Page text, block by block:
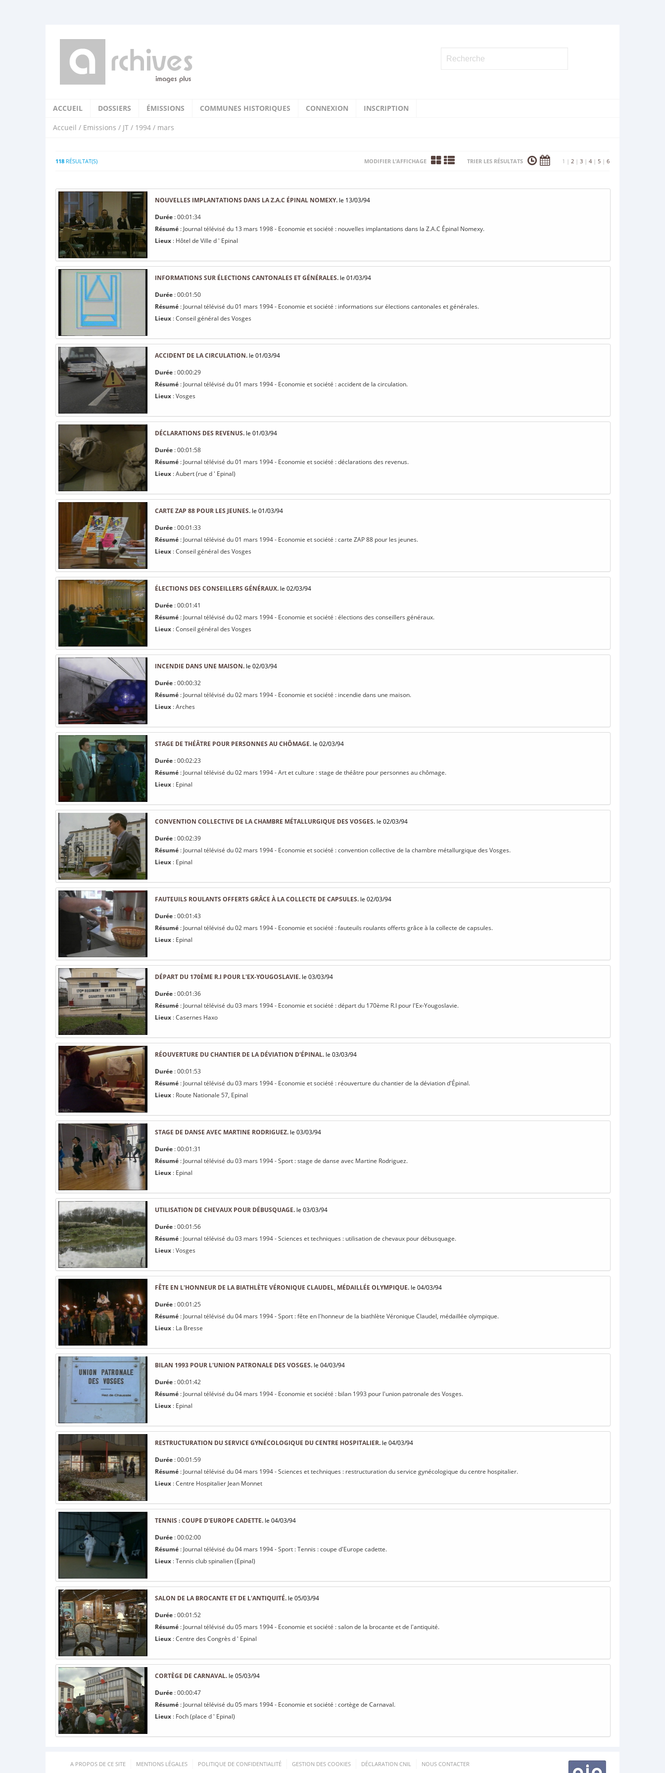
ACCUEIL DOSSIERS ÉMISSIONS COMMUNES HISTORIQUES CONNEXION INSCRIPTION
Accueil / Emissions / JT / 1994 / mars
118 RÉSULTAT(S) 1 | 2 | 3 | 4 | 5 | 6
TRIER LES RÉSULTATS
MODIFIER L’AFFICHAGE
NOUVELLES IMPLANTATIONS DANS LA Z.A.C ÉPINAL NOMEXY. le 13/03/94
Durée : 00:01:34
Résumé : Journal télévisé du 13 mars 1998 - Economie et société : nouvelles implantations dans la Z.A.C Épinal Nomexy.
Lieux : Hôtel de Ville d ' Epinal
INFORMATIONS SUR ÉLECTIONS CANTONALES ET GÉNÉRALES. le 01/03/94
Durée : 00:01:50
Résumé : Journal télévisé du 01 mars 1994 - Economie et société : informations sur élections cantonales et générales.
Lieux : Conseil général des Vosges
ACCIDENT DE LA CIRCULATION. le 01/03/94
Durée : 00:00:29
Résumé : Journal télévisé du 01 mars 1994 - Economie et société : accident de la circulation.
Lieux : Vosges
DÉCLARATIONS DES REVENUS. le 01/03/94
Durée : 00:01:58
Résumé : Journal télévisé du 01 mars 1994 - Economie et société : déclarations des revenus.
Lieux : Aubert (rue d ' Epinal)
CARTE ZAP 88 POUR LES JEUNES. le 01/03/94
Durée : 00:01:33
Résumé : Journal télévisé du 01 mars 1994 - Economie et société : carte ZAP 88 pour les jeunes.
Lieux : Conseil général des Vosges
ÉLECTIONS DES CONSEILLERS GÉNÉRAUX. le 02/03/94
Durée : 00:01:41
Résumé : Journal télévisé du 02 mars 1994 - Economie et société : élections des conseillers généraux.
Lieux : Conseil général des Vosges
INCENDIE DANS UNE MAISON. le 02/03/94
Durée : 00:00:32
Résumé : Journal télévisé du 02 mars 1994 - Economie et société : incendie dans une maison.
Lieux : Arches
STAGE DE THÉÂTRE POUR PERSONNES AU CHÔMAGE. le 02/03/94
Durée : 00:02:23
Résumé : Journal télévisé du 02 mars 1994 - Art et culture : stage de théâtre pour personnes au chômage.
Lieux : Epinal
CONVENTION COLLECTIVE DE LA CHAMBRE MÉTALLURGIQUE DES VOSGES. le 02/03/94
Durée : 00:02:39
Résumé : Journal télévisé du 02 mars 1994 - Economie et société : convention collective de la chambre métallurgique des Vosges.
Lieux : Epinal
FAUTEUILS ROULANTS OFFERTS GRÂCE À LA COLLECTE DE CAPSULES. le 02/03/94
Durée : 00:01:43
Résumé : Journal télévisé du 02 mars 1994 - Economie et société : fauteuils roulants offerts grâce à la collecte de capsules.
Lieux : Epinal
DÉPART DU 170ÈME R.I POUR L'EX-YOUGOSLAVIE. le 03/03/94
Durée : 00:01:36
Résumé : Journal télévisé du 03 mars 1994 - Economie et société : départ du 170ème R.I pour l'Ex-Yougoslavie.
Lieux : Casernes Haxo
RÉOUVERTURE DU CHANTIER DE LA DÉVIATION D'ÉPINAL. le 03/03/94
Durée : 00:01:53
Résumé : Journal télévisé du 03 mars 1994 - Economie et société : réouverture du chantier de la déviation d'Épinal.
Lieux : Route Nationale 57, Epinal
STAGE DE DANSE AVEC MARTINE RODRIGUEZ. le 03/03/94
Durée : 00:01:31
Résumé : Journal télévisé du 03 mars 1994 - Sport : stage de danse avec Martine Rodriguez.
Lieux : Epinal
UTILISATION DE CHEVAUX POUR DÉBUSQUAGE. le 03/03/94
Durée : 00:01:56
Résumé : Journal télévisé du 03 mars 1994 - Sciences et techniques : utilisation de chevaux pour débusquage.
Lieux : Vosges
FÊTE EN L'HONNEUR DE LA BIATHLÈTE VÉRONIQUE CLAUDEL, MÉDAILLÉE OLYMPIQUE. le 04/03/94
Durée : 00:01:25
Résumé : Journal télévisé du 04 mars 1994 - Sport : fête en l'honneur de la biathlète Véronique Claudel, médaillée olympique.
Lieux : La Bresse
BILAN 1993 POUR L'UNION PATRONALE DES VOSGES. le 04/03/94
Durée : 00:01:42
Résumé : Journal télévisé du 04 mars 1994 - Economie et société : bilan 1993 pour l'union patronale des Vosges.
Lieux : Epinal
RESTRUCTURATION DU SERVICE GYNÉCOLOGIQUE DU CENTRE HOSPITALIER. le 04/03/94
Durée : 00:01:59
Résumé : Journal télévisé du 04 mars 1994 - Sciences et techniques : restructuration du service gynécologique du centre hospitalier.
Lieux : Centre Hospitalier Jean Monnet
TENNIS : COUPE D'EUROPE CADETTE. le 04/03/94
Durée : 00:02:00
Résumé : Journal télévisé du 04 mars 1994 - Sport : Tennis : coupe d'Europe cadette.
Lieux : Tennis club spinalien (Epinal)
SALON DE LA BROCANTE ET DE L'ANTIQUITÉ. le 05/03/94
Durée : 00:01:52
Résumé : Journal télévisé du 05 mars 1994 - Economie et société : salon de la brocante et de l'antiquité.
Lieux : Centre des Congrès d ' Epinal
CORTÈGE DE CARNAVAL. le 05/03/94
Durée : 00:00:47
Résumé : Journal télévisé du 05 mars 1994 - Economie et société : cortège de Carnaval.
Lieux : Foch (place d ' Epinal)
A PROPOS DE CE SITE MENTIONS LÉGALES POLITIQUE DE CONFIDENTIALITÉ GESTION DES COOKIES DÉCLARATION CNIL NOUS CONTACTER